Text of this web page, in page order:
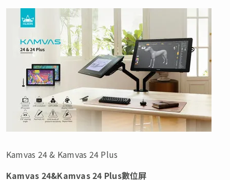
Kamvas 24 & Kamvas 24 Plus
Kamvas 24&Kamvas 24 Plus數位屏